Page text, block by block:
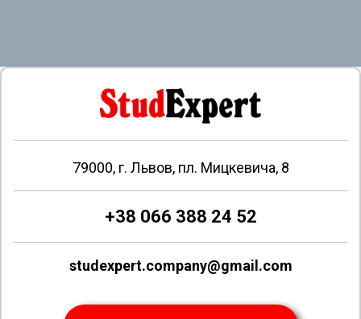
79000, г. Львов, пл. Мицкевича, 8
+38 066 388 24 52
studexpert.company@gmail.com